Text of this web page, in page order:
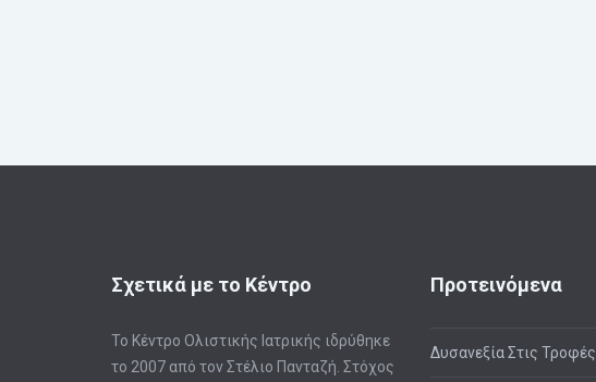
Σχετικά με το Κέντρο
Το Κέντρο Ολιστικής Ιατρικής ιδρύθηκε
το 2007 από τον Στέλιο Πανταζή. Στόχος
Προτεινόμενα
Δυσανεξία Στις Τροφές